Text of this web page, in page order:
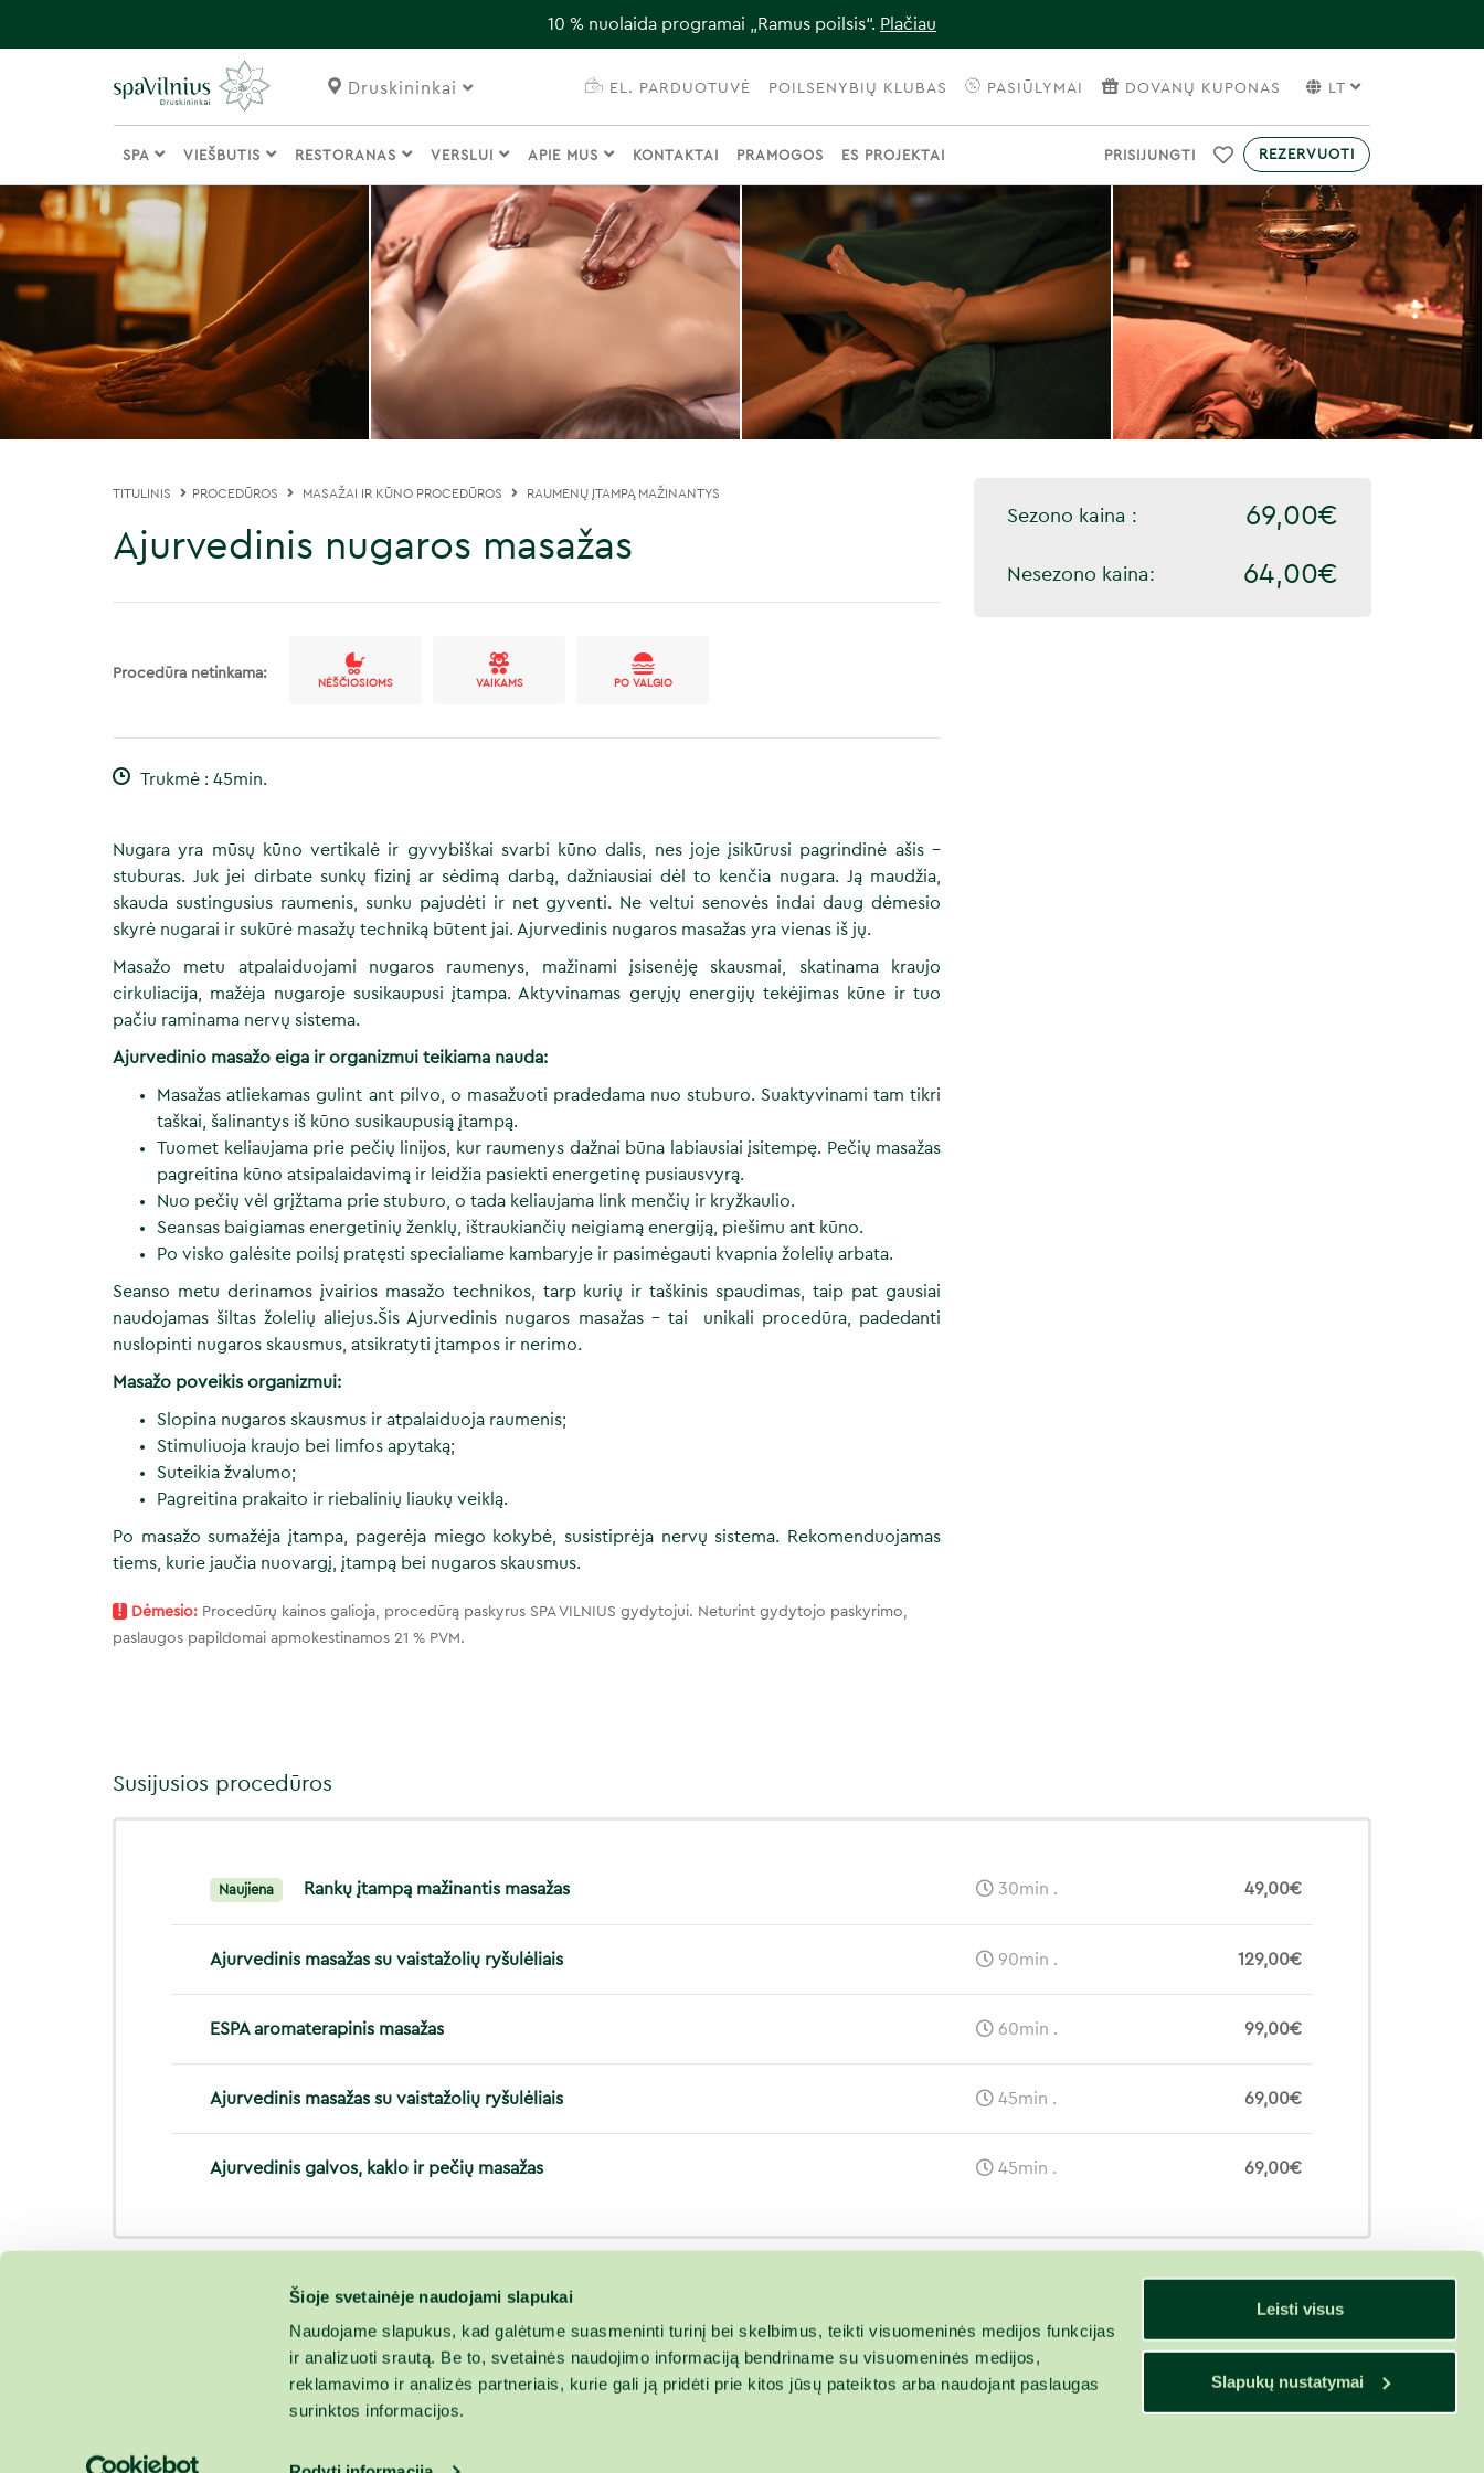
Šioje svetainėje naudojami slapukai
Naudojame slapukus, kad galėtume suasmeninti turinį bei skelbimus, teikti visuomeninės medijos funkcijas
ir analizuoti srautą. Be to, svetainės naudojimo informaciją bendriname su visuomeninės medijos,
reklamavimo ir analizės partneriais, kurie gali ją pridėti prie kitos jūsų pateiktos arba naudojant paslaugas
surinktos informacijos.
Leisti visus
Slapukų nustatymai
10 % nuolaida programai „Ramus poilsis“. Plačiau
Druskininkai EL. PARDUOTUVĖ POILSENYBIŲ KLUBAS PASIŪLYMAI DOVANŲ KUPONAS LT
SPA VIEŠBUTIS RESTORANAS VERSLUI APIE MUS KONTAKTAI PRAMOGOS ES PROJEKTAI PRISIJUNGTI REZERVUOTI
TITULINIS PROCEDŪROS MASAŽAI IR KŪNO PROCEDŪROS RAUMENŲ ĮTAMPĄ MAŽINANTYS
Ajurvedinis nugaros masažas
Procedūra netinkama:
NĖŠČIOSIOMS VAIKAMS PO VALGIO
Trukmė : 45min.
Nugara yra mūsų kūno vertikalė ir gyvybiškai svarbi kūno dalis, nes joje įsikūrusi pagrindinė ašis –
stuburas. Juk jei dirbate sunkų fizinį ar sėdimą darbą, dažniausiai dėl to kenčia nugara. Ją maudžia,
skauda sustingusius raumenis, sunku pajudėti ir net gyventi. Ne veltui senovės indai daug dėmesio
skyrė nugarai ir sukūrė masažų techniką būtent jai. Ajurvedinis nugaros masažas yra vienas iš jų.
Masažo metu atpalaiduojami nugaros raumenys, mažinami įsisenėję skausmai, skatinama kraujo
cirkuliacija, mažėja nugaroje susikaupusi įtampa. Aktyvinamas gerųjų energijų tekėjimas kūne ir tuo
pačiu raminama nervų sistema.
Ajurvedinio masažo eiga ir organizmui teikiama nauda:
Masažas atliekamas gulint ant pilvo, o masažuoti pradedama nuo stuburo. Suaktyvinami tam tikri
taškai, šalinantys iš kūno susikaupusią įtampą.
Tuomet keliaujama prie pečių linijos, kur raumenys dažnai būna labiausiai įsitempę. Pečių masažas
pagreitina kūno atsipalaidavimą ir leidžia pasiekti energetinę pusiausvyrą.
Nuo pečių vėl grįžtama prie stuburo, o tada keliaujama link menčių ir kryžkaulio.
Seansas baigiamas energetinių ženklų, ištraukiančių neigiamą energiją, piešimu ant kūno.
Po visko galėsite poilsį pratęsti specialiame kambaryje ir pasimėgauti kvapnia žolelių arbata.
Seanso metu derinamos įvairios masažo technikos, tarp kurių ir taškinis spaudimas, taip pat gausiai
naudojamas šiltas žolelių aliejus.Šis Ajurvedinis nugaros masažas – tai unikali procedūra, padedanti
nuslopinti nugaros skausmus, atsikratyti įtampos ir nerimo.
Masažo poveikis organizmui:
Slopina nugaros skausmus ir atpalaiduoja raumenis;
Stimuliuoja kraujo bei limfos apytaką;
Suteikia žvalumo;
Pagreitina prakaito ir riebalinių liaukų veiklą.
Po masažo sumažėja įtampa, pagerėja miego kokybė, susistiprėja nervų sistema. Rekomenduojamas
tiems, kurie jaučia nuovargį, įtampą bei nugaros skausmus.
! Dėmesio: Procedūrų kainos galioja, procedūrą paskyrus SPA VILNIUS gydytojui. Neturint gydytojo paskyrimo,
paslaugos papildomai apmokestinamos 21 % PVM.
Sezono kaina : 69,00€
Nesezono kaina: 64,00€
Susijusios procedūros
Naujiena Rankų įtampą mažinantis masažas 30min . 49,00€
Ajurvedinis masažas su vaistažolių ryšulėliais 90min . 129,00€
ESPA aromaterapinis masažas 60min . 99,00€
Ajurvedinis masažas su vaistažolių ryšulėliais 45min . 69,00€
Ajurvedinis galvos, kaklo ir pečių masažas 45min . 69,00€